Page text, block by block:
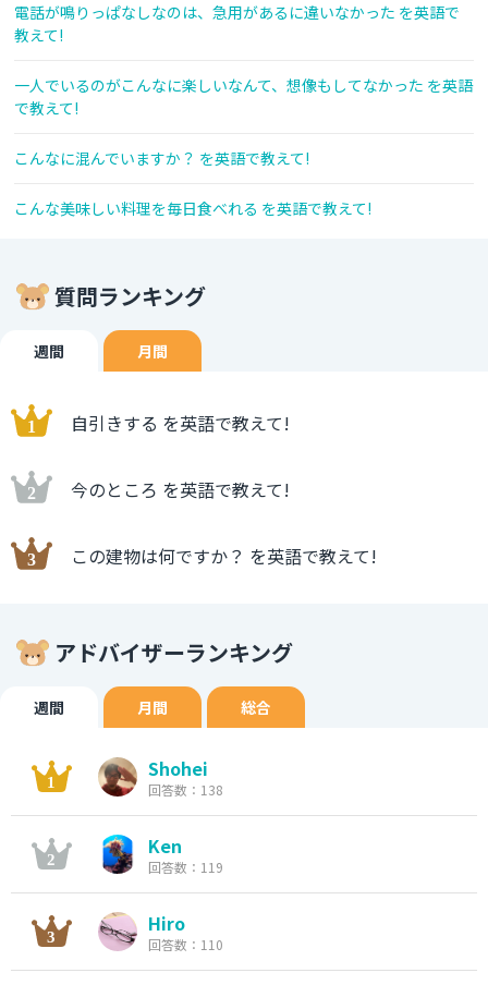
電話が鳴りっぱなしなのは、急用があるに違いなかった を英語で
教えて!
一人でいるのがこんなに楽しいなんて、想像もしてなかった を英語
で教えて!
こんなに混んでいますか？ を英語で教えて!
こんな美味しい料理を毎日食べれる を英語で教えて!
質問ランキング
週間 月間
自引きする を英語で教えて!
今のところ を英語で教えて!
この建物は何ですか？ を英語で教えて!
アドバイザーランキング
週間 月間 総合
Shohei
回答数：138
Ken
回答数：119
Hiro
回答数：110